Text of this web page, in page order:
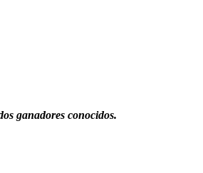
ganadores conocidos.